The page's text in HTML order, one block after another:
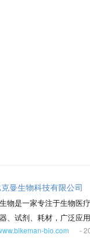
曼生物科技有限公司
物是一家专注于生物医
、试剂、耗材，广泛应
式，全面覆盖国内外市
bio.com -